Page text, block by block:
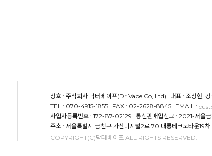
상호 : 주식회사 닥터베이프(Dr.Vape Co,.Ltd) 대표 : 조상현,
TEL : 070-4915-1855 FAX : 02-2628-8845 EMAIL :
사업자등록번호 : 172-87-02129 통신판매업신고 : 2021-서울
주소 : 서울특별시 금천구 가산디지털2로 70 대륭테크노타운19차
COPYRIGHT(C)닥터베이프 ALL RIGHTS RESERVED.